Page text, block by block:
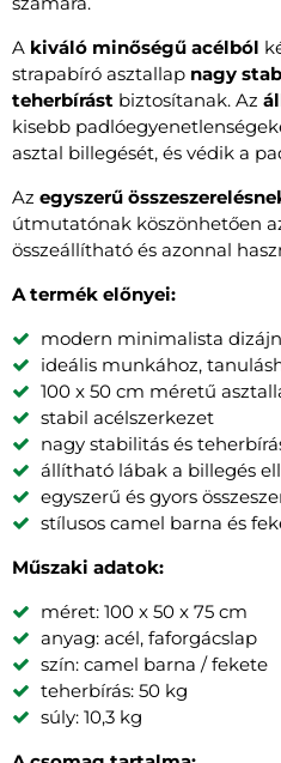
A kiváló minőségű acélból
strapabíró asztallap nagy
teherbírást biztosítanak. Az
kisebb
asztal billegését, és védik a
Az egyszerű
útmutatónak köszönhetően
összeállítható és azonnal
A termék előnyei:
modern minimalista dizájn
ideális munkához,
100 x 50 cm méretű
stabil acélszerkezet
nagy stabilitás és
állítható lábak a billegés
egyszerű és gyors
stílusos camel barna és
Műszaki adatok:
méret: 100 x 50 x 75 cm
anyag: acél, faforgácslap
szín: camel barna / fekete
teherbírás: 50 kg
súly: 10,3 kg